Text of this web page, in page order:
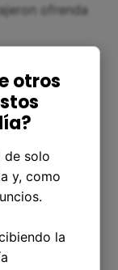
ofrenda
Israel: «Mirad,
Uri hijo de
otros
de solo
y, como
la